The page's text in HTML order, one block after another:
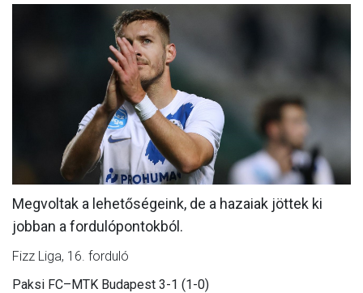
NYITÓLAP
HÍREK
CSAPATOK
MÉRKŐZÉSEK
KLUB
GALÉRIA
SZURKOLÓI ÉLMÉNYEK
Megvoltak a lehetőségeink, de a hazaiak jöttek ki
jobban a fordulópontokból.
Fizz Liga, 16. forduló
Paksi FC–MTK Budapest 3-1 (1-0)